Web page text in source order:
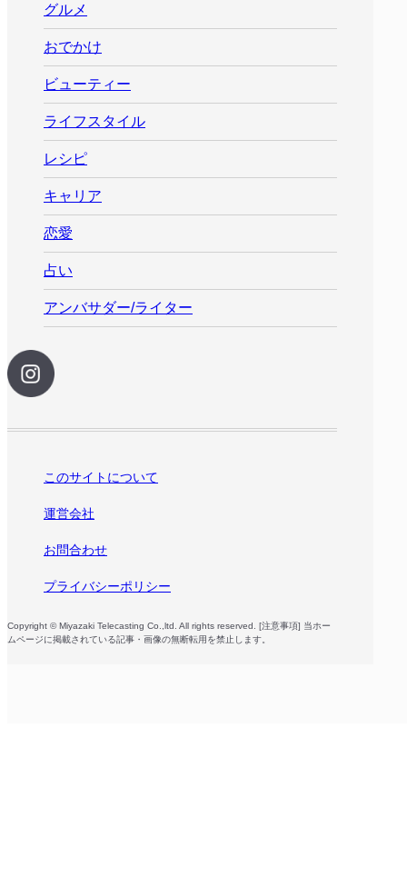
グルメ
おでかけ
ビューティー
ライフスタイル
レシピ
キャリア
恋愛
占い
アンバサダー/ライター
このサイトについて
運営会社
お問合わせ
プライバシーポリシー
Copyright © Miyazaki Telecasting Co.,ltd. All rights reserved. [注意事項] 当ホー
ムページに掲載されている記事・画像の無断転用を禁止します。